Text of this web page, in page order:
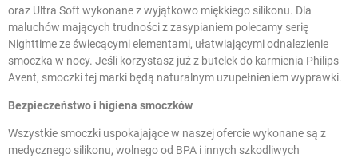
oraz Ultra Soft wykonane z wyjątkowo miękkiego silikonu. Dla
maluchów mających trudności z zasypianiem polecamy serię
Nighttime ze świecącymi elementami, ułatwiającymi odnalezienie
smoczka w nocy. Jeśli korzystasz już z butelek do karmienia Philips
Avent, smoczki tej marki będą naturalnym uzupełnieniem wyprawki.
Bezpieczeństwo i higiena smoczków
Wszystkie smoczki uspokajające w naszej ofercie wykonane są z
medycznego silikonu, wolnego od BPA i innych szkodliwych